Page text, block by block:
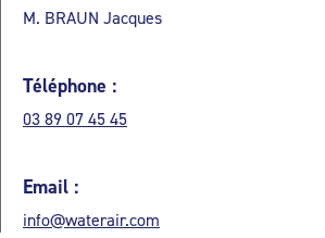
M. BRAUN Jacques
Téléphone :
03 89 07 45 45
Email :
info@waterair.com